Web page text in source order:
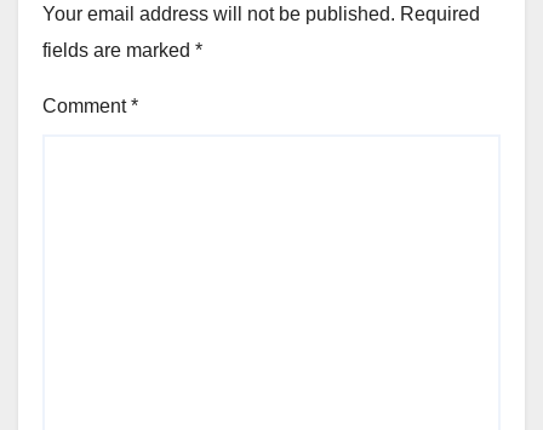
Your email address will not be published. Required
fields are marked *
Comment*